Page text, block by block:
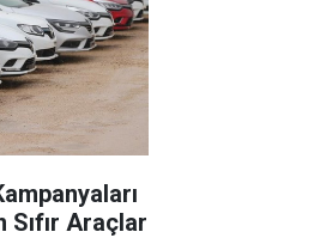
Sıfır Araçlar